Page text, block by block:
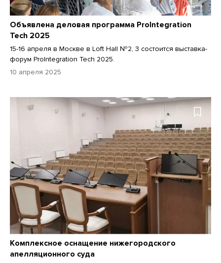
Объявлена деловая программа ProIntegration
Tech 2025
15-16 апреля в Москве в Loft Hall №2, 3 состоится выставка-
форум ProIntegration Tech 2025.
10 апреля 2025
Комплексное оснащение нижегородского
апелляционного суда